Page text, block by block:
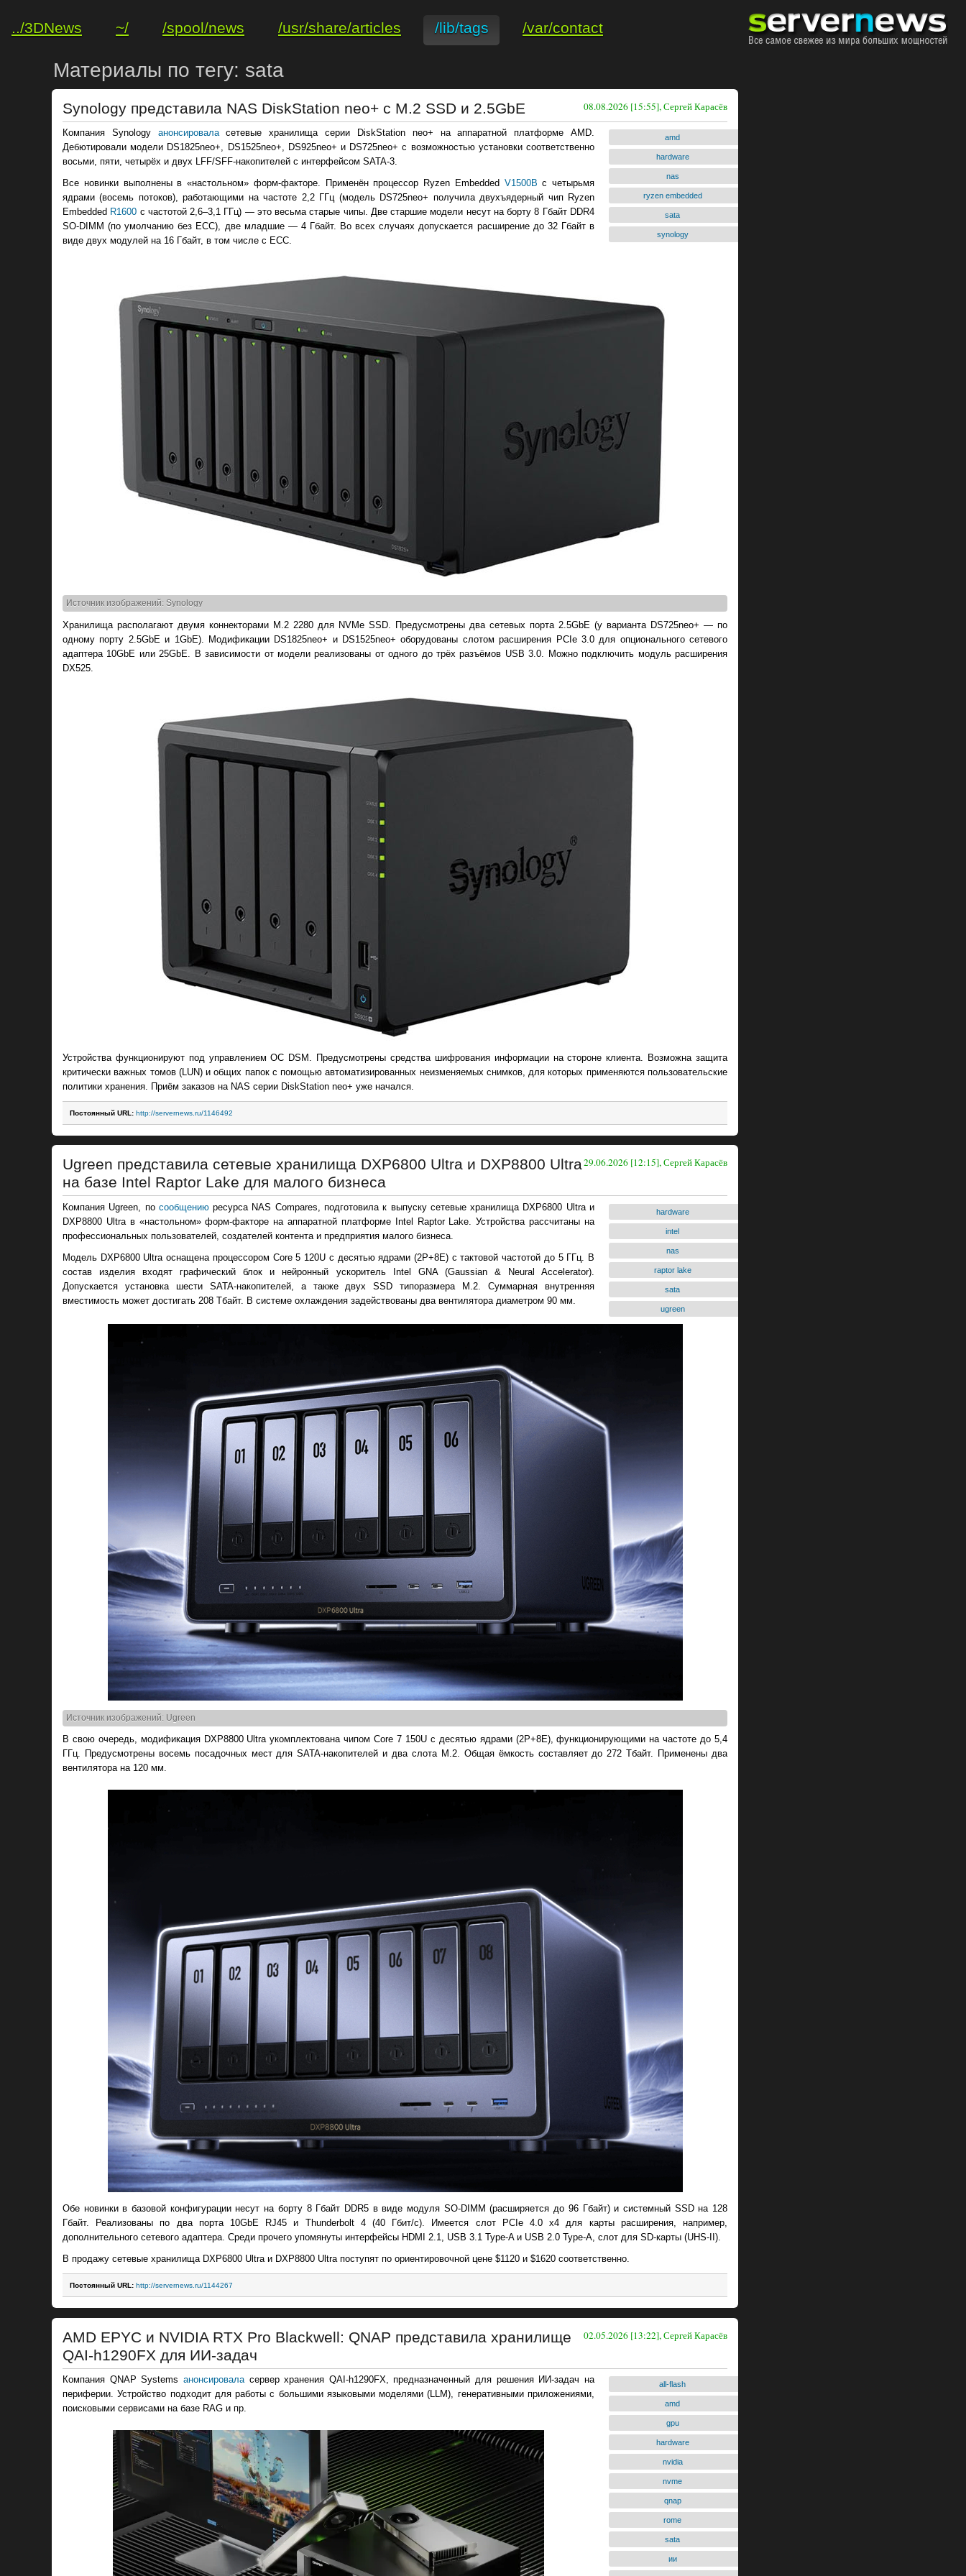
../3DNews ~/ /spool/news /usr/share/articles /lib/tags /var/contact
Материалы по тегу: sata
08.08.2026 [15:55], Сергей Карасёв
Synology представила NAS DiskStation neo+ с M.2 SSD и 2.5GbE
amd
hardware
nas
ryzen embedded
sata
synology
Компания Synology анонсироваласетевые хранилища серии DiskStation neo+ на аппаратной платформе AMD.
Дебютировали модели DS1825neo+, DS1525neo+, DS925neo+ и DS725neo+ с возможностью установки соответственно
восьми, пяти, четырёх и двух LFF/SFF-накопителей с интерфейсом SATA-3.
Все новинки выполнены в «настольном» форм-факторе. Применён процессор Ryzen Embedded V1500B с четырьмя
ядрами (восемь потоков), работающими на частоте 2,2 ГГц (модель DS725neo+ получила двухъядерный чип Ryzen
Embedded R1600 с частотой 2,6–3,1 ГГц) — это весьма старые чипы. Две старшие модели несут на борту 8 Гбайт DDR4
SO-DIMM (по умолчанию без ECC), две младшие — 4 Гбайт. Во всех случаях допускается расширение до 32 Гбайт в
виде двух модулей на 16 Гбайт, в том числе с ECC.
Источник изображений: Synology
Хранилища располагают двумя коннекторами M.2 2280 для NVMe SSD. Предусмотрены два сетевых порта 2.5GbE (у варианта DS725neo+ — по
одному порту 2.5GbE и 1GbE). Модификации DS1825neo+ и DS1525neo+ оборудованы слотом расширения PCIe 3.0 для опционального сетевого
адаптера 10GbE или 25GbE. В зависимости от модели реализованы от одного до трёх разъёмов USB 3.0. Можно подключить модуль расширения
DX525.
Устройства функционируют под управлением ОС DSM. Предусмотрены средства шифрования информации на стороне клиента. Возможна защита
критически важных томов (LUN) и общих папок с помощью автоматизированных неизменяемых снимков, для которых применяются пользовательские
политики хранения. Приём заказов на NAS серии DiskStation neo+ уже начался.
Постоянный URL: http://servernews.ru/1146492
29.06.2026 [12:15], Сергей Карасёв
Ugreen представила сетевые хранилища DXP6800 Ultra и DXP8800 Ultra
на базе Intel Raptor Lake для малого бизнеса
hardware
intel
nas
raptor lake
sata
ugreen
Компания Ugreen, по сообщениюресурса NAS Compares, подготовила к выпуску сетевые хранилища DXP6800 Ultra и
DXP8800 Ultra в «настольном» форм-факторе на аппаратной платформе Intel Raptor Lake. Устройства рассчитаны на
профессиональных пользователей, создателей контента и предприятия малого бизнеса.
Модель DXP6800 Ultra оснащена процессором Core 5 120U с десятью ядрами (2Р+8Е) с тактовой частотой до 5 ГГц. В
состав изделия входят графический блок и нейронный ускоритель Intel GNA (Gaussian & Neural Accelerator).
Допускается установка шести SATA-накопителей, а также двух SSD типоразмера М.2. Суммарная внутренняя
вместимость может достигать 208 Тбайт. В системе охлаждения задействованы два вентилятора диаметром 90 мм.
Источник изображений: Ugreen
В свою очередь, модификация DXP8800 Ultra укомплектована чипом Core 7 150U с десятью ядрами (2Р+8Е), функционирующими на частоте до 5,4
ГГц. Предусмотрены восемь посадочных мест для SATA-накопителей и два слота М.2. Общая ёмкость составляет до 272 Тбайт. Применены два
вентилятора на 120 мм.
Обе новинки в базовой конфигурации несут на борту 8 Гбайт DDR5 в виде модуля SO-DIMM (расширяется до 96 Гбайт) и системный SSD на 128
Гбайт. Реализованы по два порта 10GbE RJ45 и Thunderbolt 4 (40 Гбит/с). Имеется слот PCIe 4.0 x4 для карты расширения, например,
дополнительного сетевого адаптера. Среди прочего упомянуты интерфейсы HDMI 2.1, USB 3.1 Type-A и USB 2.0 Type-A, слот для SD-карты (UHS-II).
В продажу сетевые хранилища DXP6800 Ultra и DXP8800 Ultra поступят по ориентировочной цене $1120 и $1620 соответственно.
Постоянный URL: http://servernews.ru/1144267
02.05.2026 [13:22], Сергей Карасёв
AMD EPYC и NVIDIA RTX Pro Blackwell: QNAP представила хранилище
QAI-h1290FX для ИИ-задач
all-flash
amd
gpu
hardware
nvidia
nvme
qnap
rome
sata
ии
Компания QNAP Systems анонсироваласервер хранения QAI-h1290FX, предназначенный для решения ИИ-задач на
периферии. Устройство подходит для работы с большими языковыми моделями (LLM), генеративными приложениями,
поисковыми сервисами на базе RAG и пр.